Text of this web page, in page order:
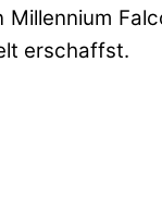
erschaffst.